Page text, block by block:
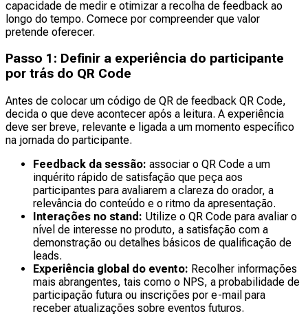
capacidade de medir e otimizar a recolha de feedback ao
longo do tempo. Comece por compreender que valor
pretende oferecer.
Passo 1: Definir a experiência do participante
por trás do QR Code
Antes de colocar um código de QR de feedback QR Code,
decida o que deve acontecer após a leitura. A experiência
deve ser breve, relevante e ligada a um momento específico
na jornada do participante.
Feedback da sessão: associar o QR Code a um
inquérito rápido de satisfação que peça aos
participantes para avaliarem a clareza do orador, a
relevância do conteúdo e o ritmo da apresentação.
Interações no stand: Utilize o QR Code para avaliar o
nível de interesse no produto, a satisfação com a
demonstração ou detalhes básicos de qualificação de
leads.
Experiência global do evento: Recolher informações
mais abrangentes, tais como o NPS, a probabilidade de
participação futura ou inscrições por e-mail para
receber atualizações sobre eventos futuros.